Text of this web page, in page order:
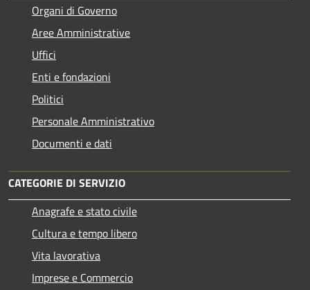
Organi di Governo
Aree Amministrative
Uffici
Enti e fondazioni
Politici
Personale Amministrativo
Documenti e dati
CATEGORIE DI SERVIZIO
Anagrafe e stato civile
Cultura e tempo libero
Vita lavorativa
Imprese e Commercio